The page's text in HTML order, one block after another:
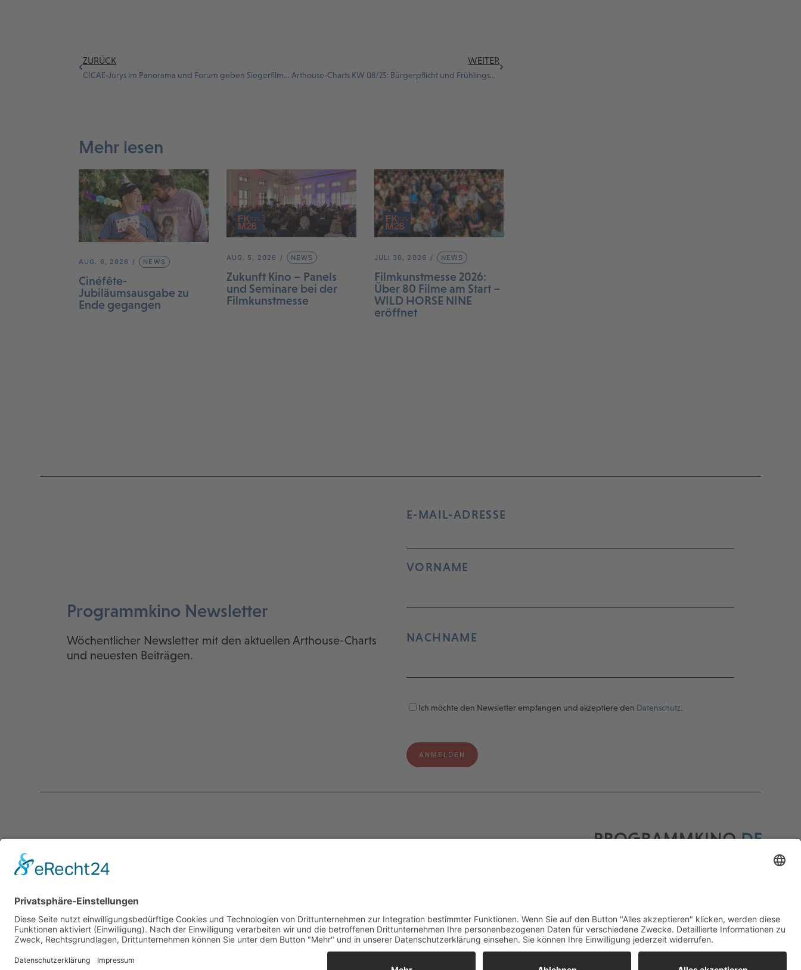
ZURÜCK
CICAE-Jurys im Panorama und Forum geben Siegerfilme bekannt
WEITER
Arthouse-Charts KW 08/25: Bürgerpflicht und Frühlingsanfang
Mehr lesen
AUG. 6, 2026 NEWS
Cinéfête-
Jubiläumsausgabe zu
Ende gegangen
AUG. 5, 2026 NEWS
Zukunft Kino – Panels
und Seminare bei der
Filmkunstmesse
JULI 30, 2026 NEWS
Filmkunstmesse 2026:
Über 80 Filme am Start –
WILD HORSE NINE
eröffnet
Programmkino Newsletter
Wöchentlicher Newsletter mit den aktuellen Arthouse-Charts
und neuesten Beiträgen.
E-MAIL-ADRESSE
VORNAME
NACHNAME
Ich möchte den Newsletter empfangen und akzeptiere den Datenschutz.
℅ AG Kino - Gilde deutscher
Filmkunsttheater e.V.
Rankestraße 31
10789 Berlin
Mediadaten
Newsletter
LogIn
Cookie-Einstellungen
verzichten. Wo möglich setzen wir auf eine
genderneutrale Bezeichnung.